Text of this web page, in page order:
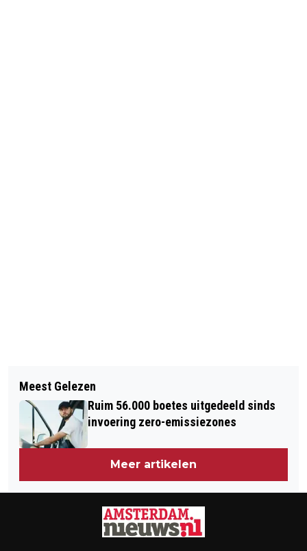
INLOOPAVOND PROVINCIAAL
INPASSINGSPLAN BRUG OUDERKERK
Meest Gelezen
Ruim 56.000 boetes uitgedeeld sinds
invoering zero-emissiezones
Meer artikelen